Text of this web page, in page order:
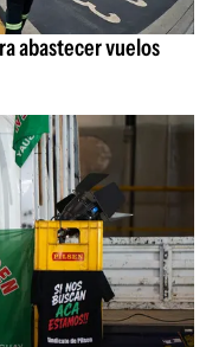
abastecer vuelos